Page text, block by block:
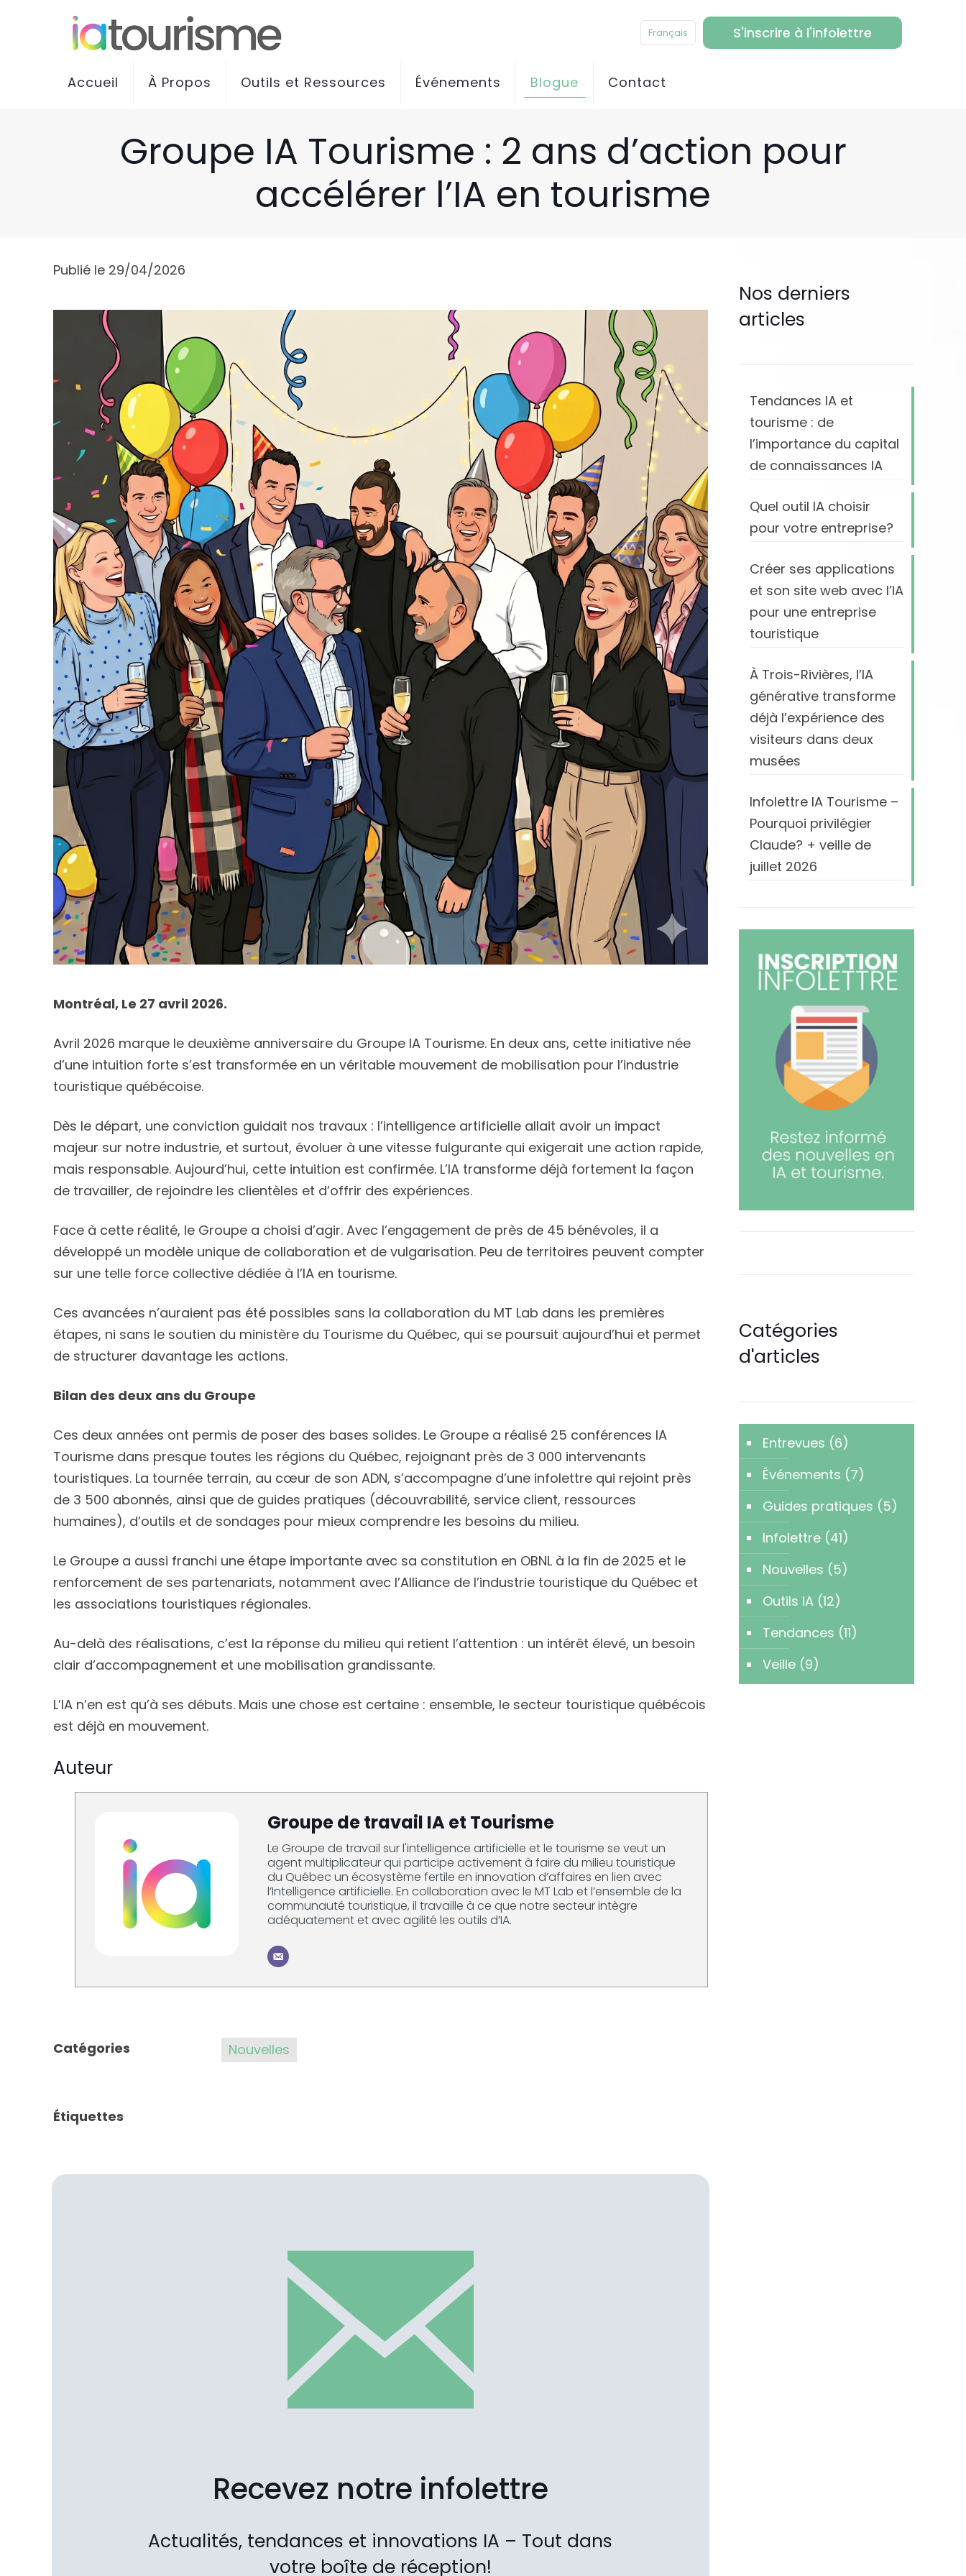
Français S'inscrire à l'infolettre
Accueil À Propos Outils et Ressources Événements Blogue Contact
Groupe IA Tourisme : 2 ans d’action pour
accélérer l’IA en tourisme
Publié le 29/04/2026
Montréal, Le 27 avril 2026.
Avril 2026 marque le deuxième anniversaire du Groupe IA Tourisme. En deux ans, cette initiative née
d’une intuition forte s’est transformée en un véritable mouvement de mobilisation pour l’industrie
touristique québécoise.
Dès le départ, une conviction guidait nos travaux : l’intelligence artificielle allait avoir un impact
majeur sur notre industrie, et surtout, évoluer à une vitesse fulgurante qui exigerait une action rapide,
mais responsable. Aujourd’hui, cette intuition est confirmée. L’IA transforme déjà fortement la façon
de travailler, de rejoindre les clientèles et d’offrir des expériences.
Face à cette réalité, le Groupe a choisi d’agir. Avec l’engagement de près de 45 bénévoles, il a
développé un modèle unique de collaboration et de vulgarisation. Peu de territoires peuvent compter
sur une telle force collective dédiée à l’IA en tourisme.
Ces avancées n’auraient pas été possibles sans la collaboration du MT Lab dans les premières
étapes, ni sans le soutien du ministère du Tourisme du Québec, qui se poursuit aujourd’hui et permet
de structurer davantage les actions.
Bilan des deux ans du Groupe
Ces deux années ont permis de poser des bases solides. Le Groupe a réalisé 25 conférences IA
Tourisme dans presque toutes les régions du Québec, rejoignant près de 3 000 intervenants
touristiques. La tournée terrain, au cœur de son ADN, s’accompagne d’une infolettre qui rejoint près
de 3 500 abonnés, ainsi que de guides pratiques (découvrabilité, service client, ressources
humaines), d’outils et de sondages pour mieux comprendre les besoins du milieu.
Le Groupe a aussi franchi une étape importante avec sa constitution en OBNL à la fin de 2025 et le
renforcement de ses partenariats, notamment avec l’Alliance de l’industrie touristique du Québec et
les associations touristiques régionales.
Au-delà des réalisations, c’est la réponse du milieu qui retient l’attention : un intérêt élevé, un besoin
clair d’accompagnement et une mobilisation grandissante.
L’IA n’en est qu’à ses débuts. Mais une chose est certaine : ensemble, le secteur touristique québécois
est déjà en mouvement.
Auteur
Groupe de travail IA et Tourisme
Le Groupe de travail sur l'intelligence artificielle et le tourisme se veut un
agent multiplicateur qui participe activement à faire du milieu touristique
du Québec un écosystème fertile en innovation d’affaires en lien avec
l’Intelligence artificielle. En collaboration avec le MT Lab et l’ensemble de la
communauté touristique, il travaille à ce que notre secteur intègre
adéquatement et avec agilité les outils d’IA.
Catégories Nouvelles
Étiquettes
Recevez notre infolettre
Actualités, tendances et innovations IA – Tout dans
votre boîte de réception!
Nos derniers
articles
Tendances IA et
tourisme : de
l’importance du capital
de connaissances IA
Quel outil IA choisir
pour votre entreprise?
Créer ses applications
et son site web avec l’IA
pour une entreprise
touristique
À Trois-Rivières, l’IA
générative transforme
déjà l’expérience des
visiteurs dans deux
musées
Infolettre IA Tourisme –
Pourquoi privilégier
Claude? + veille de
juillet 2026
Catégories
d'articles
Entrevues (6)
Événements (7)
Guides pratiques (5)
Infolettre(41)
Nouvelles (5)
Outils IA(12)
Tendances (11)
Veille(9)